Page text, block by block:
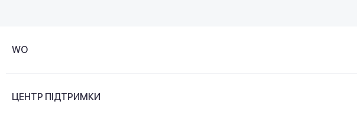
WO
ЦЕНТР ПІДТРИМКИ